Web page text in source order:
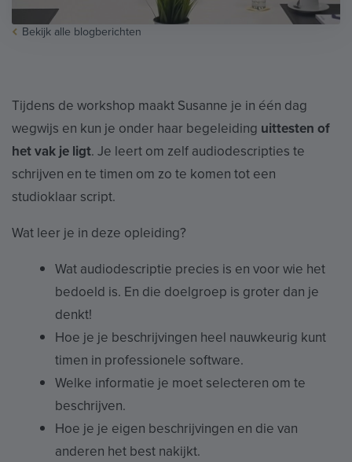
Bekijk alle blogberichten
Tijdens de workshop maakt Susanne je in één dag
wegwijs en kun je onder haar begeleiding uittesten of
het vak je ligt. Je leert om zelf audiodescripties te
schrijven en te timen om zo te komen tot een
studioklaar script.
Wat leer je in deze opleiding?
Wat audiodescriptie precies is en voor wie het
bedoeld is. En die doelgroep is groter dan je
denkt!
Hoe je je beschrijvingen heel nauwkeurig kunt
timen in professionele software.
Welke informatie je moet selecteren om te
beschrijven.
Hoe je je eigen beschrijvingen en die van
anderen het best nakijkt.